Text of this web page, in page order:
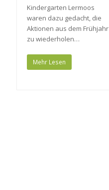
Kindergarten Lermoos
waren dazu gedacht, die
Aktionen aus dem Frühjahr
zu wiederholen…
Mehr Lesen